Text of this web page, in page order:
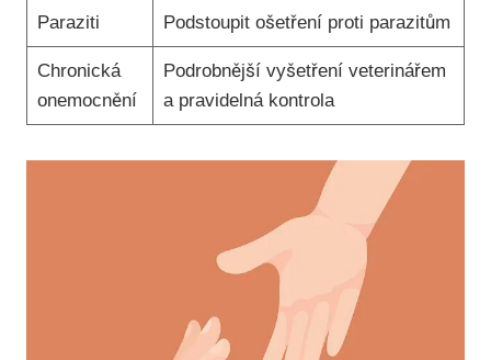
Paraziti Podstoupit ošetření proti parazitům
Chronická
onemocnění
Podrobnější vyšetření veterinářem
a pravidelná kontrola